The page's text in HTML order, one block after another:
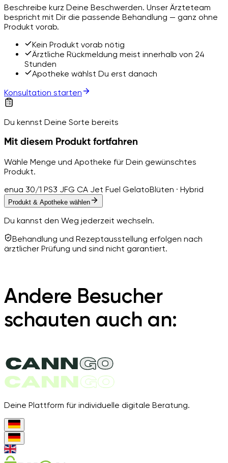
Beschreibe kurz Deine Beschwerden. Unser Ärzteteam
bespricht mit Dir die passende Behandlung — ganz ohne
Produkt vorab.
Kein Produkt vorab nötig
Ärztliche Rückmeldung meist innerhalb von 24
Stunden
Apotheke wählst Du erst danach
Konsultation starten
Du kennst Deine Sorte bereits
Mit diesem Produkt fortfahren
Wähle Menge und Apotheke für Dein gewünschtes
Produkt.
enua 30/1 PS3 JFG CA Jet Fuel GelatoBlüten · Hybrid
Produkt & Apotheke wählen
Du kannst den Weg jederzeit wechseln.
Behandlung und Rezeptausstellung erfolgen nach
ärztlicher Prüfung und sind nicht garantiert.
Andere Besucher
schauten auch an:
Deine Plattform für individuelle digitale Beratung.